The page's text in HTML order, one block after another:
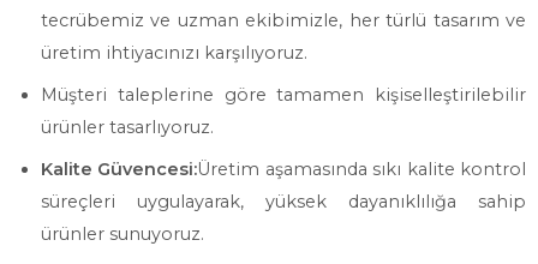
tecrübemiz ve uzman ekibimizle, her türlü tasarım ve
üretim ihtiyacınızı karşılıyoruz.
Müşteri taleplerine göre tamamen kişiselleştirilebilir
ürünler tasarlıyoruz.
Kalite Güvencesi:Üretim aşamasında sıkı kalite kontrol
süreçleri uygulayarak, yüksek dayanıklılığa sahip
ürünler sunuyoruz.